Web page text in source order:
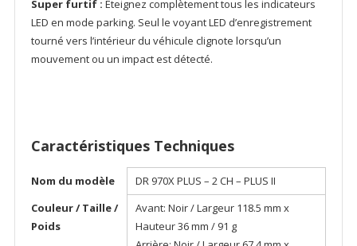
Super furtif : Éteignez complètement tous les indicateurs
LED en mode parking. Seul le voyant LED d’enregistrement
tourné vers l’intérieur du véhicule clignote lorsqu’un
mouvement ou un impact est détecté.
Caractéristiques Techniques
Nom du modèle
DR 970X PLUS – 2 CH – PLUS II
Couleur / Taille /
Poids
Avant: Noir / Largeur 118.5 mm x
Hauteur 36 mm / 91 g